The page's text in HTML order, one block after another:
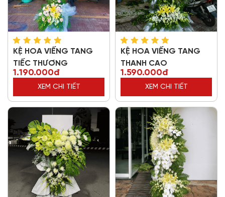
KỆ HOA VIẾNG TANG
TIẾC THƯƠNG
1.190.000đ
XEM CHI TIẾT
KỆ HOA VIẾNG TANG
THANH CAO
1.590.000đ
XEM CHI TIẾT